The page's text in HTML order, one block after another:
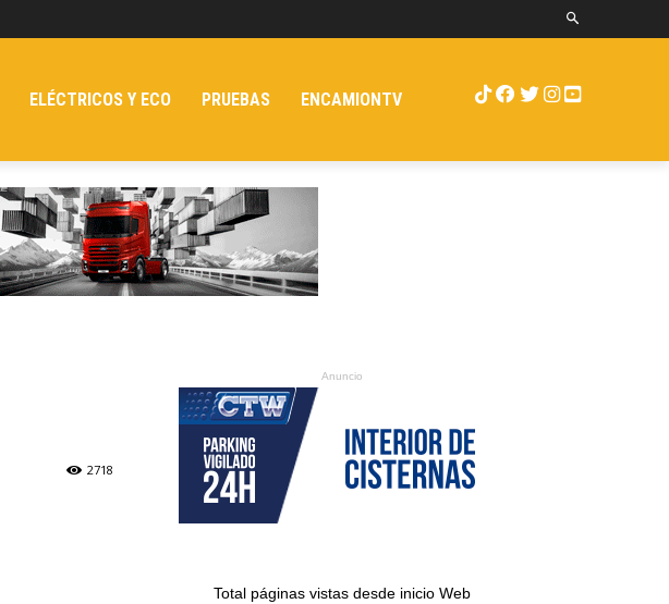
ELÉCTRICOS Y ECO PRUEBAS ENCAMIONTV
2718
Anuncio
Total páginas vistas desde inicio Web